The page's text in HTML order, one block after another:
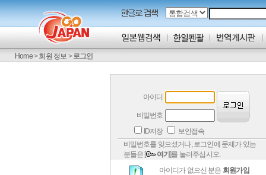
Home>회원 정보 >로그인
아이디
비밀번호
ID저장
보안접속
비밀번호를 잊으셨거나, 로그인에 문제가 있는
분들은 [
여기]를 눌러주십시오.
아이디가 없으신 분은 회원가입